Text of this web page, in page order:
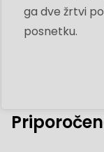
ga dve žrtvi
posnetku.